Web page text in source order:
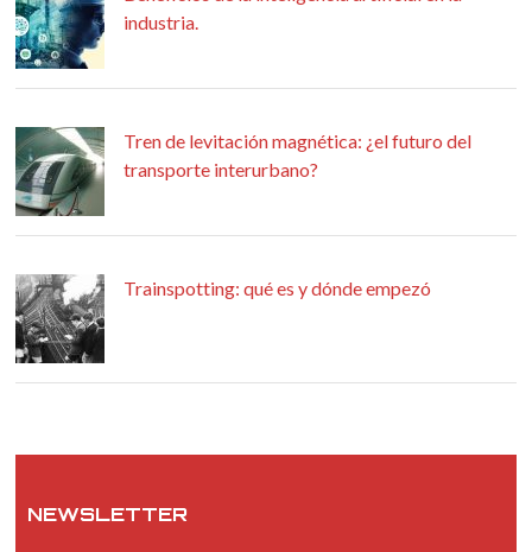
industria.
Tren de levitación magnética: ¿el futuro del
transporte interurbano?
Trainspotting: qué es y dónde empezó
NEWSLETTER